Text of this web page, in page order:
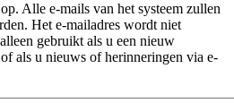
Alle e-mails van het systeem zullen
Het e-mailadres wordt niet
gebruikt als u een nieuw
als u nieuws of herinneringen via e-